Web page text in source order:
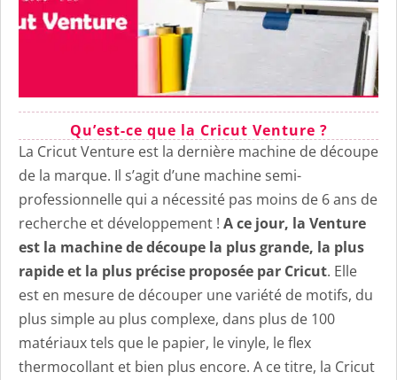
Qu’est-ce que la Cricut Venture ?
La Cricut Venture est la dernière machine de découpe
de la marque. Il s’agit d’une machine semi-
professionnelle qui a nécessité pas moins de 6 ans de
recherche et développement ! A ce jour, la Venture
est la machine de découpe la plus grande, la plus
rapide et la plus précise proposée par Cricut. Elle
est en mesure de découper une variété de motifs, du
plus simple au plus complexe, dans plus de 100
matériaux tels que le papier, le vinyle, le flex
thermocollant et bien plus encore. A ce titre, la Cricut